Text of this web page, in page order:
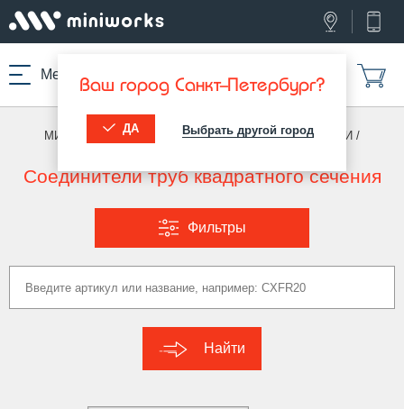
Меню Ваш город Санкт-Петербург?
ДА Выбрать другой город
МИНИВОРКС ПРО ПЕРЕХОДНИКИ И СОЕДИНИТЕЛИ /
СОЕДИНИТЕЛИ (КВАДРАТ)
Соединители труб квадратного сечения
Фильтры
Найти